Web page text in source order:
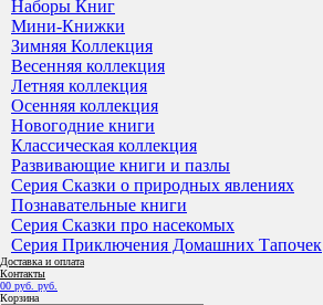
Наборы Книг
Мини-Книжки
Зимняя Коллекция
Весенняя коллекция
Летняя коллекция
Осенняя коллекция
Новогодние книги
Классическая коллекция
Развивающие книги и пазлы
Серия Сказки о природных явлениях
Познавательные книги
Серия Сказки про насекомых
Серия Приключения Домашних Тапочек
Доставка и оплата
Контакты
00 руб. руб.
Корзина